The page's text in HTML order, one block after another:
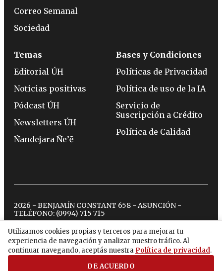
Utilizamos cookies propias y terceros para mejorar tu
experiencia de navegación y analizar nuestro tráfico. Al
continuar navegando, aceptás nuestra Política de privacidad.
DE ACUERDO
Correo Semanal
Sociedad
Temas
Editorial ÚH
Noticias positivas
Pódcast ÚH
Newsletters ÚH
Ñandejara Ñe’ẽ
Bases y Condiciones
Políticas de Privacidad
Política de uso de la IA
Servicio de
Suscripción a Crédito
Política de Calidad
2026 - BENJAMÍN CONSTANT 658 - ASUNCIÓN -
TELÉFONO: (0994) 715 715
twitterinstagram
facebook
tiktokyoutubespotify